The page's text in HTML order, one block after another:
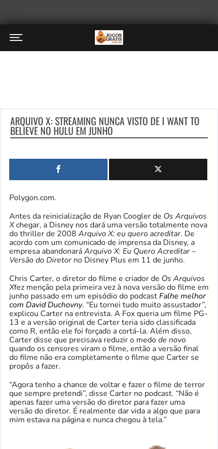
ARQUIVO X: STREAMING NUNCA VISTO DE I WANT TO
BELIEVE NO HULU EM JUNHO
Polygon.com.
Antes da reinicialização de Ryan Coogler de Os Arquivos
Xchegar, a Disney nos dará uma versão totalmente nova
do thriller de 2008 Arquivo X: eu quero acreditar. De
acordo com um comunicado de imprensa da Disney, a
empresa abandonaráArquivo X: Eu Quero Acreditar –
Versão do Diretor no Disney Plus em 11 de junho.
Chris Carter, o diretor do filme e criador de Os Arquivos
Xfez menção pela primeira vez à nova versão do filme em
junho passado em um episódio do podcast Falhe melhor
com David Duchovny. “Eu tornei tudo muito assustador”,
explicou Carter na entrevista. A Fox queria um filme PG-
13 e a versão original de Carter teria sido classificada
como R, então ele foi forçado a cortá-la. Além disso,
Carter disse que precisava reduzir o medode novo
quando os censores viram o filme, então a versão final
do filme não era completamente o filme que Carter se
propôs a fazer.
“Agora tenho a chance de voltar e fazer o filme de terror
que sempre pretendi”, disse Carter no podcast. “Não é
apenas fazer uma versão do diretor para fazer uma
versão do diretor. É realmente dar vida a algo que para
mim estava na página e nunca chegou à tela.”